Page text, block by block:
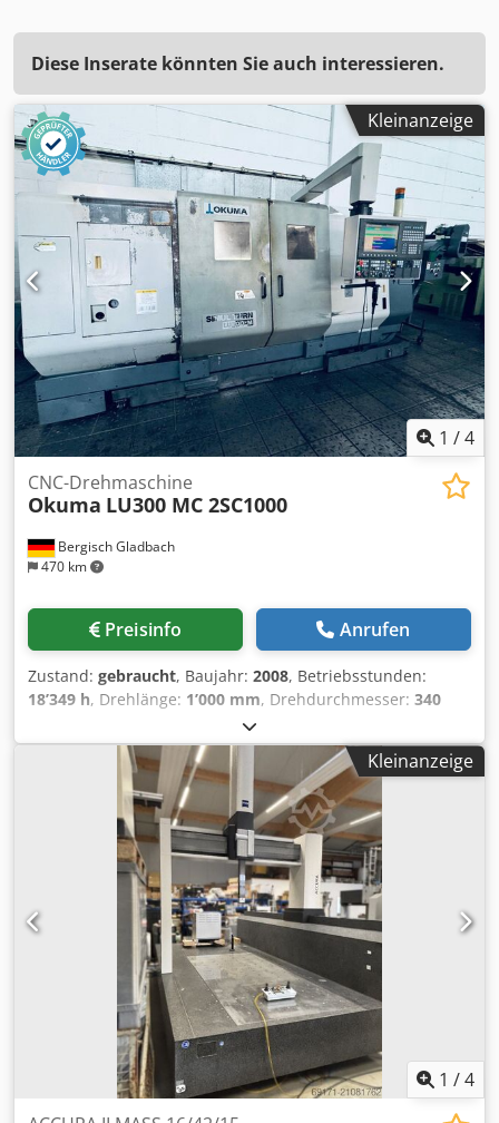
Diese Inserate könnten Sie auch interessieren.
Kleinanzeige
1 /4
Bergisch Gladbach
470 km
CNC-Drehmaschine
Okuma LU300 MC 2SC1000
Preisinfo Anrufen
Zustand: gebraucht, Baujahr: 2008, Betriebsstunden:
18’349 h, Drehlänge: 1’000 mm, Drehdurchmesser: 340
, Spindeldrehzahl (max.):4’800 U/min
Cuting time 18349 h, OSP P200L 4 Axis double Turret
VDI40, A-Turret VDI40 V12 *Live tools, B-Turret VDI 40 V8,
Turning Diameter 340 mm, turning length 1000 mm,
Standard Spindle Bore, Main Spindle 4800 Rpm, Tailstock,
manuell, Touchsetter, chip conveyer, Coolant station, good
working & geometry condition, optional Tools available
Dodpoyu N Uxefx Afuock
Kleinanzeige
1 /4